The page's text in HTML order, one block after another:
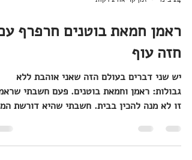
24 בינו׳ זמן קריאה 2 דקות
ראמן חמאת בוטנים חרפרף
חזה עוף
יש שני דברים בעולם הזה שאני אוהבת ללא
זו לא מנה להכין בבית. חשבתי שהיא דורשת
זמן ותכנון, חשבתי שזה לוקח ימים. אבל כבר